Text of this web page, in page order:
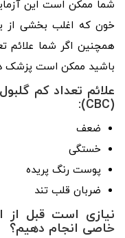
شما ممکن است این
خون که اغلب بخشی از
همچنین اگر شما علائم
باشید ممکن است پزشک
علائم تعداد کم
(CBC):
ضعف
خستگی
پوست رنگ­ پریده
ضربان قلب تند
نیازی است قبل از
خاصی انجام دهیم؟